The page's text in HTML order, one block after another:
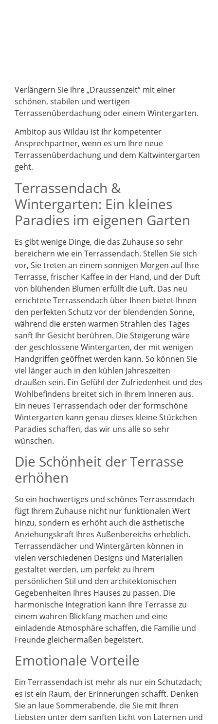
Verlängern Sie ihre „Draussenzeit“ mit einer
schönen, stabilen und wertigen
Terrassenüberdachung oder einem Wintergarten.
Ambitop aus Wildau ist Ihr kompetenter
Ansprechpartner, wenn es um Ihre neue
Terrassenüberdachung und dem Kaltwintergarten
geht.
Terrassendach &
Wintergarten: Ein kleines
Paradies im eigenen Garten
Es gibt wenige Dinge, die das Zuhause so sehr
bereichern wie ein Terrassendach. Stellen Sie sich
vor, Sie treten an einem sonnigen Morgen auf Ihre
Terrasse, frischer Kaffee in der Hand, und der Duft
von blühenden Blumen erfüllt die Luft. Das neu
errichtete Terrassendach über Ihnen bietet Ihnen
den perfekten Schutz vor der blendenden Sonne,
während die ersten warmen Strahlen des Tages
sanft Ihr Gesicht berühren. Die Steigerung wäre
der geschlossene Wintergarten, der mit wenigen
Handgriffen geöffnet werden kann. So können Sie
viel länger auch in den kühlen Jahreszeiten
draußen sein. Ein Gefühl der Zufriedenheit und des
Wohlbefindens breitet sich in Ihrem Inneren aus.
Ein neues Terrassendach oder der formschöne
Wintergarten kann genau dieses kleine Stückchen
Paradies schaffen, das wir uns alle so sehr
wünschen.
Die Schönheit der Terrasse
erhöhen
So ein hochwertiges und schönes Terrassendach
fügt Ihrem Zuhause nicht nur funktionalen Wert
hinzu, sondern es erhöht auch die ästhetische
Anziehungskraft Ihres Außenbereichs erheblich.
Terrassendächer und Wintergärten können in
vielen verschiedenen Designs und Materialien
gestaltet werden, um perfekt zu Ihrem
persönlichen Stil und den architektonischen
Gegebenheiten Ihres Hauses zu passen. Die
harmonische Integration kann Ihre Terrasse zu
einem wahren Blickfang machen und eine
einladende Atmosphäre schaffen, die Familie und
Freunde gleichermaßen begeistert.
Emotionale Vorteile
Ein Terrassendach ist mehr als nur ein Schutzdach;
es ist ein Raum, der Erinnerungen schafft. Denken
Sie an laue Sommerabende, die Sie mit Ihren
Liebsten unter dem sanften Licht von Laternen und